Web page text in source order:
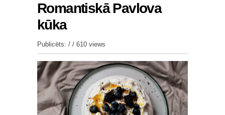
Romantiskā Pavlova
kūka
Publicēts: / / 610 views